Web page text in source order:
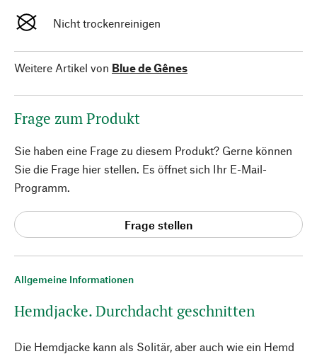
Allgemeine Informationen
Hemdjacke. Durchdacht geschnitten
Die Hemdjacke kann als Solitär, aber auch wie ein Hemd
Nicht trockenreinigen
Weitere Artikel von Blue de Gênes
Frage zum Produkt
Sie haben eine Frage zu diesem Produkt? Gerne können
Sie die Frage hier stellen. Es öffnet sich Ihr E-Mail-
Programm.
Frage stellen